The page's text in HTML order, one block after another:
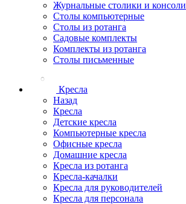
Журнальные столики и консоли
Столы компьютерные
Столы из ротанга
Садовые комплекты
Комплекты из ротанга
Столы письменные
Кресла
Назад
Кресла
Детские кресла
Компьютерные кресла
Офисные кресла
Домашние кресла
Кресла из ротанга
Кресла-качалки
Кресла для руководителей
Кресла для персонала